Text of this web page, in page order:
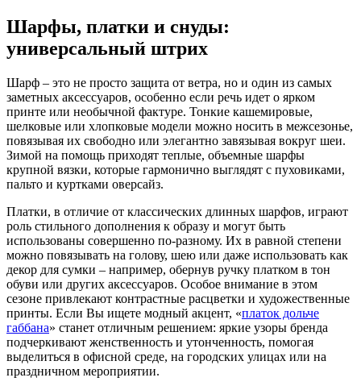
Шарфы, платки и снуды:
универсальный штрих
Шарф – это не просто защита от ветра, но и один из самых
заметных аксессуаров, особенно если речь идет о ярком
принте или необычной фактуре. Тонкие кашемировые,
шелковые или хлопковые модели можно носить в межсезонье,
повязывая их свободно или элегантно завязывая вокруг шеи.
Зимой на помощь приходят теплые, объемные шарфы
крупной вязки, которые гармонично выглядят с пуховиками,
пальто и куртками оверсайз.
Платки, в отличие от классических длинных шарфов, играют
роль стильного дополнения к образу и могут быть
использованы совершенно по-разному. Их в равной степени
можно повязывать на голову, шею или даже использовать как
декор для сумки – например, обернув ручку платком в тон
обуви или других аксессуаров. Особое внимание в этом
сезоне привлекают контрастные расцветки и художественные
принты. Если Вы ищете модный акцент, «платок дольче
габбана» станет отличным решением: яркие узоры бренда
подчеркивают женственность и утонченность, помогая
выделиться в офисной среде, на городских улицах или на
праздничном мероприятии.